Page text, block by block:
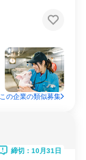
この企業の類似募集
締切：10月31日